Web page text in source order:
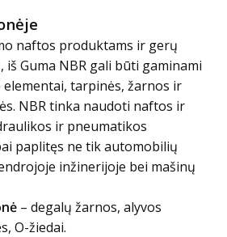
naftos produktams ir gerų
iš Guma NBR gali būti gaminami
tarpinės, žarnos ir
NBR tinka naudoti naftos ir
ir pneumatikos
paplitęs ne tik automobilių
inžinerijoje bei mašinų
– degalų žarnos, alyvos
O-žiedai.